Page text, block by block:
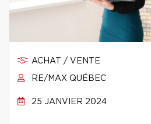
ACHAT / VENTE
RE/MAX QUÉBEC
25 JANVIER 2024